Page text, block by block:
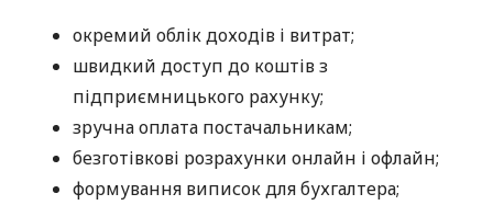
окремий облік доходів і витрат;
швидкий доступ до коштів з
підприємницького рахунку;
зручна оплата постачальникам;
безготівкові розрахунки онлайн і офлайн;
формування виписок для бухгалтера;